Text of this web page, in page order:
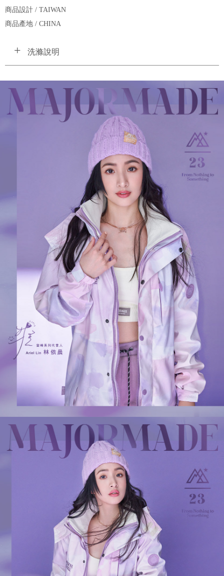
商品設計 / TAIWAN
商品產地 / CHINA
洗滌說明